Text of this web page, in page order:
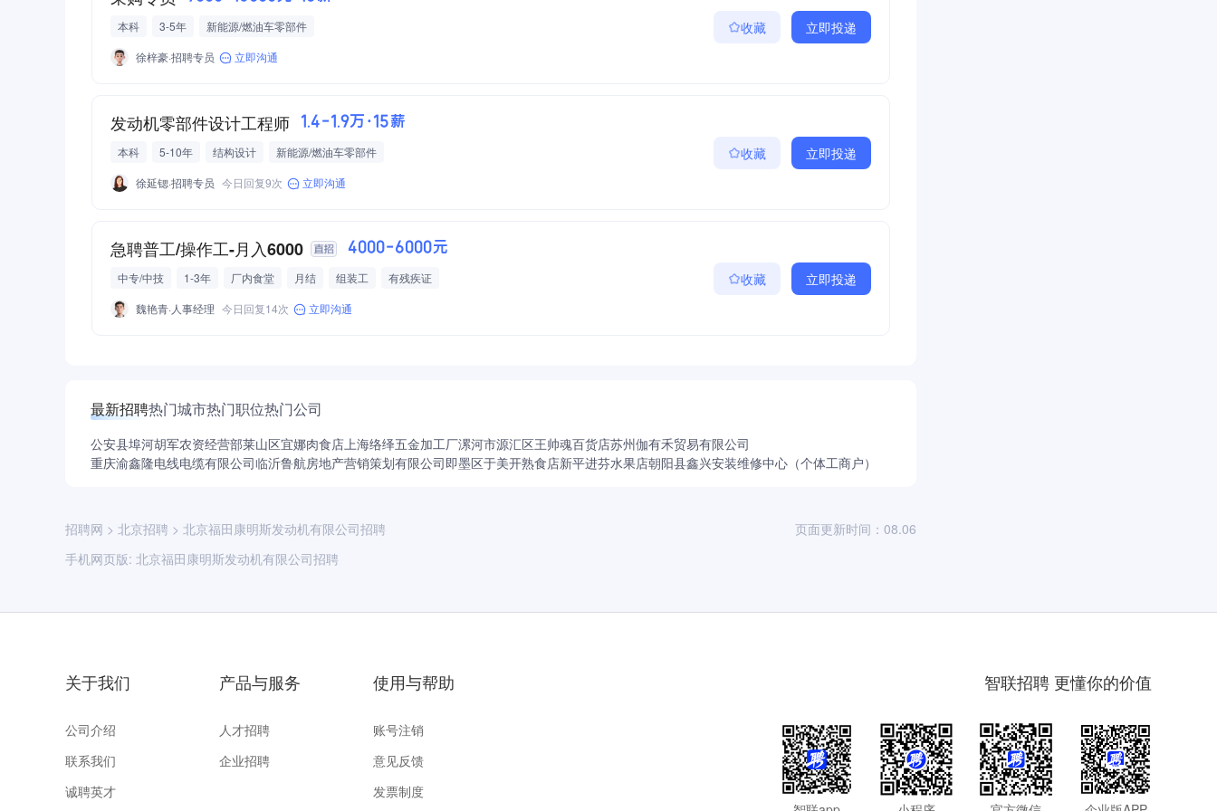
in 2Q 2014.
本科 3-5年
新能源/燃油车零部件
徐梓豪·招聘专员
立即沟通
收藏 立即投递
发动机零部件设计工程师 1.4-1.9万·15薪
本科 5-10年 结构设计
新能源/燃油车零部件
徐延锶·招聘专员 今日回复9次 立即沟通
收藏 立即投递
急聘普工/操作工-月入6000 4000-6000元
中专/中技 1-3年 厂内食堂 月结 组装工
有残疾证
魏艳青·人事经理 今日回复14次 立即沟通
收藏 立即投递
最新招聘热门城市热门职位热门公司
公安县埠河胡军农资经营部莱山区宜娜肉食店上海络绎五金加工厂漯河市源汇区王帅魂百货店苏州伽有禾贸易有限公司
重庆渝鑫隆电线电缆有限公司临沂鲁航房地产营销策划有限公司即墨区于美开熟食店新平进芬水果店朝阳县鑫兴安装维修中心（个体工商户）
招聘网 > 北京招聘 > 北京福田康明斯发动机有限公司招聘
手机网页版: 北京福田康明斯发动机有限公司招聘
页面更新时间：08.06
关于我们
公司介绍
联系我们
诚聘英才
产品与服务
人才招聘
企业招聘
使用与帮助
账号注销
意见反馈
发票制度
智联招聘 更懂你的价值